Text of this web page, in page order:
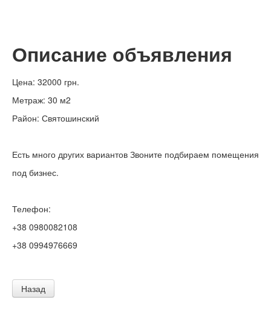
Описание объявления
Цена: 32000 грн.
Метраж: 30 м2
Район: Святошинский
Есть много других вариантов Звоните подбираем помещения
под бизнес.
Телефон:
+38 0980082108
+38 0994976669
Назад